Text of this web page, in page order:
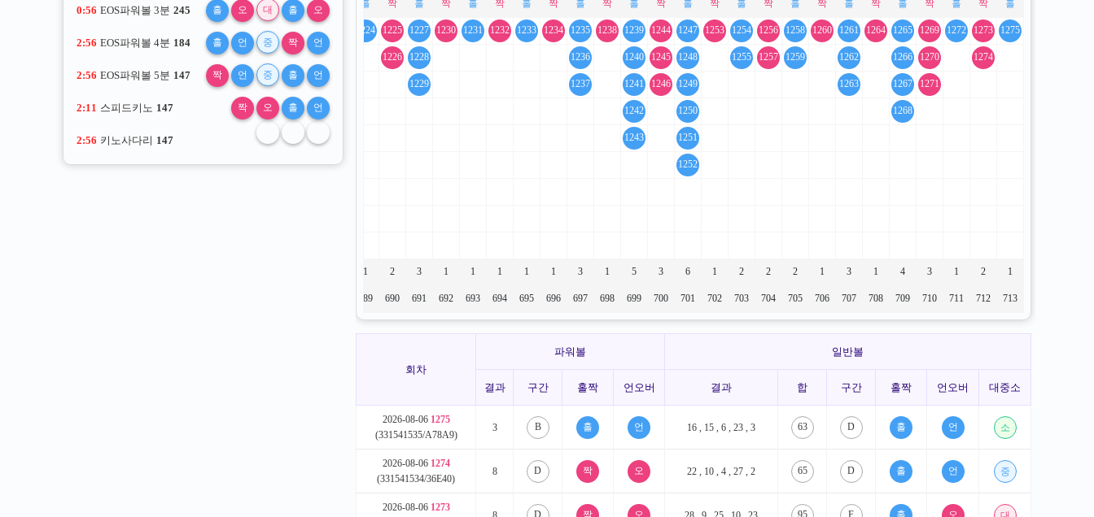
0:54 EOS파워볼 3분 245 홀 오 대 홀 오
2:54 EOS파워볼 4분 184 홀 언 중 짝 언
2:54 EOS파워볼 5분 147 짝 언 중 홀 언
2:09 스피드키노 147 짝 오 홀 언
2:54 키노사다리 147